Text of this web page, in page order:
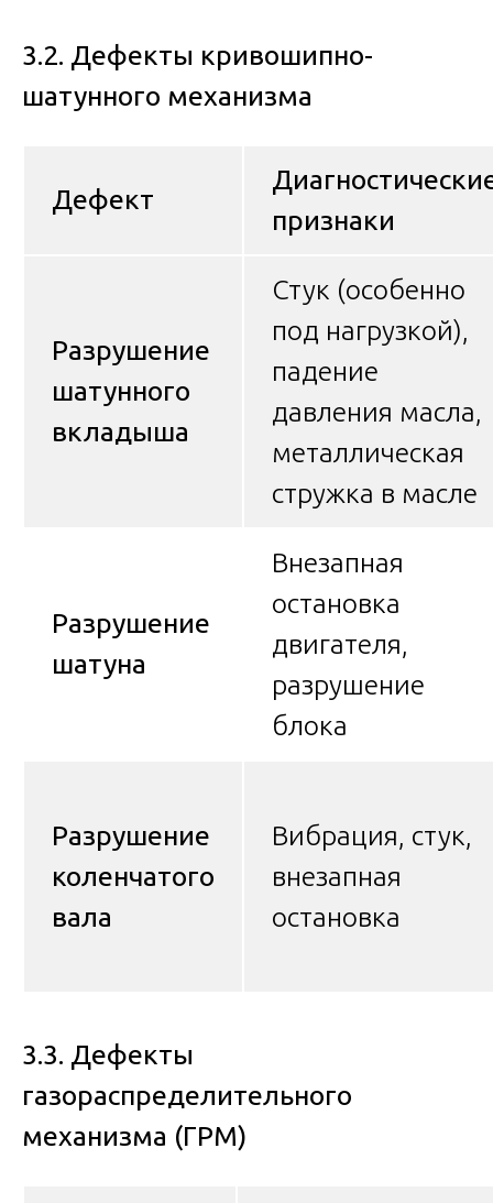
3.2. Дефекты кривошипно-
шатунного механизма
Дефект
признаки
Разрушение
шатунного
вкладыша
Стук (особенно
под нагрузкой),
падение
давления масла,
металлическая
стружка в масле
Разрушение
шатуна
Внезапная
остановка
двигателя,
разрушение
блока
Разрушение
коленчатого
вала
Вибрация, стук,
внезапная
остановка
3.3. Дефекты
газораспределительного
механизма (ГРМ)